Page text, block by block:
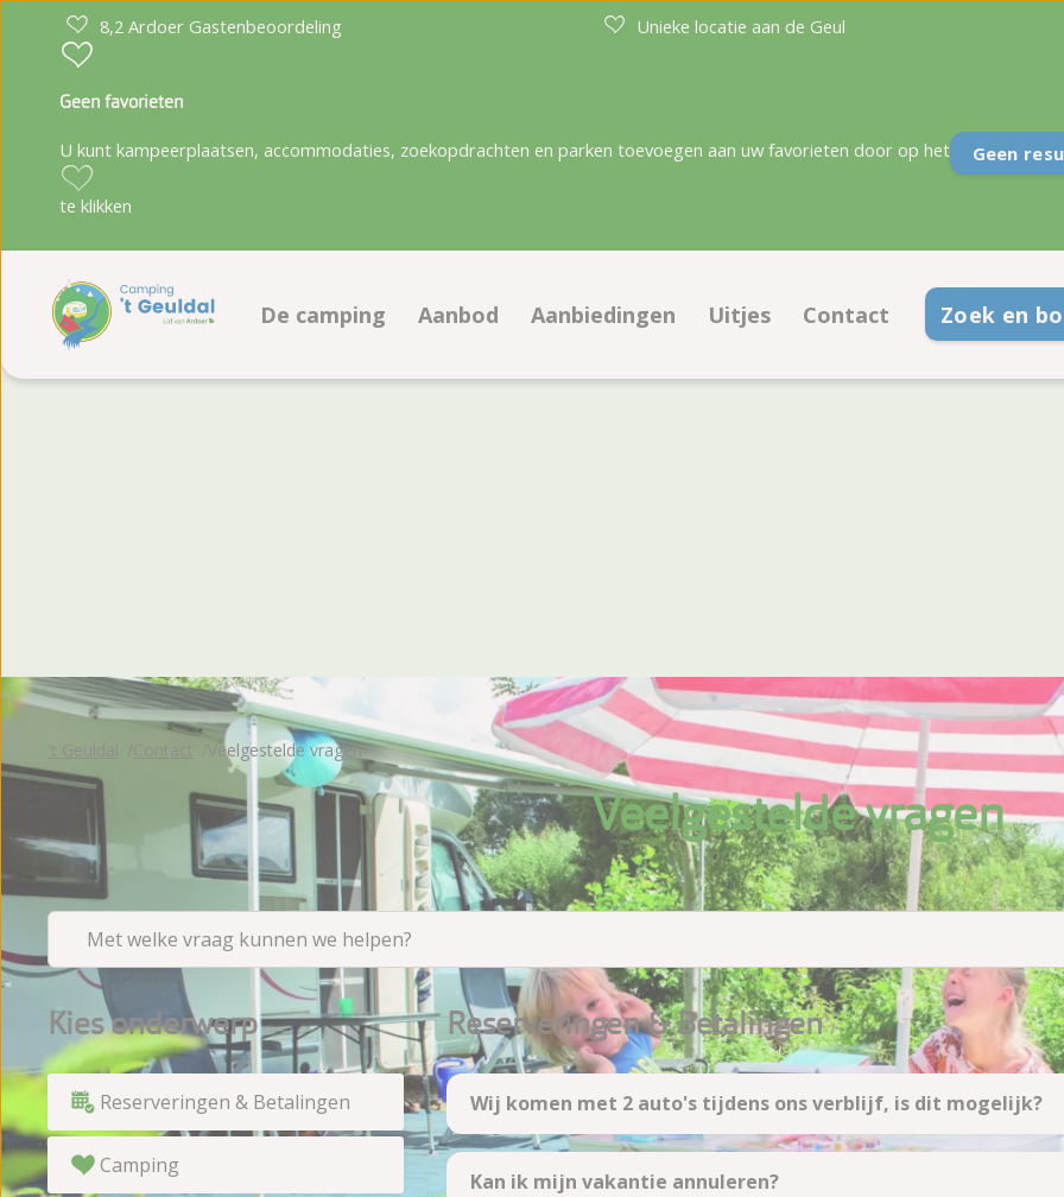
8,2 Ardoer Gastenbeoordeling Unieke locatie aan de Geul
Geen
Geen favorieten
U kunt kampeerplaatsen, accommodaties, zoekopdrachten en parken toevoegen aan uw favorieten door op het
te klikken
De camping
Faciliteiten
Aanbod
Kampeerplaatsen
Aanbiedingen
Aanbiedingen kampeerplaatsen
Uitjes Contact
Contactinformatie
Zoek en
't Geuldal Contact Veelgestelde vragen
Veelgestelde vragen
Met welke vraag kunnen we helpen?
Kies onderwerp
Reserveringen & Betalingen
Camping
Reserveringen & Betalingen
Wij komen met 2 auto's tijdens ons verblijf, is dit mogelijk?
Kan ik mijn vakantie annuleren?